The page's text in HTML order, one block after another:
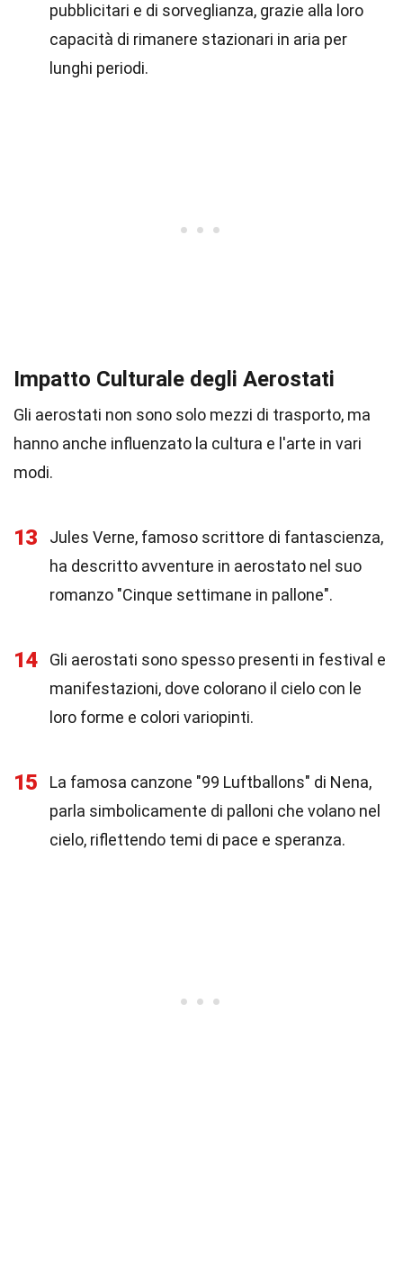
pubblicitari e di sorveglianza, grazie alla loro
capacità di rimanere stazionari in aria per
lunghi periodi.
Impatto Culturale degli Aerostati
Gli aerostati non sono solo mezzi di trasporto, ma
hanno anche influenzato la cultura e l'arte in vari
modi.
13
Jules Verne, famoso scrittore di fantascienza,
ha descritto avventure in aerostato nel suo
romanzo "Cinque settimane in pallone".
14
Gli aerostati sono spesso presenti in festival e
manifestazioni, dove colorano il cielo con le
loro forme e colori variopinti.
15
La famosa canzone "99 Luftballons" di Nena,
parla simbolicamente di palloni che volano nel
cielo, riflettendo temi di pace e speranza.